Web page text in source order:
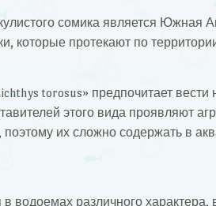
сомика является Южная
которые протекают по
torosus» предпочитает вести
этого вида проявляют
их сложно содержать в
водоемах различного характера,